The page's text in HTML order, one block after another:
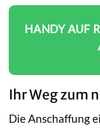
HANDY AUF
Ihr Weg zum
Die Anschaffung